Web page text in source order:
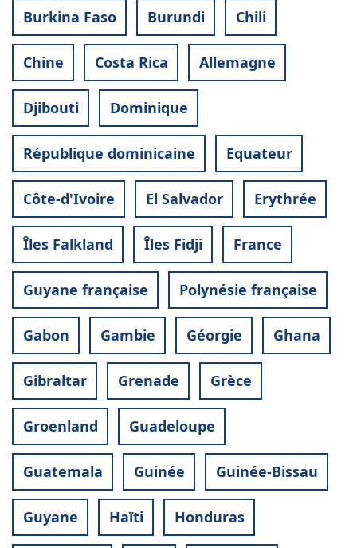
Burkina Faso Burundi Chili
Chine Costa Rica Allemagne
Djibouti Dominique
République dominicaine Equateur
Côte-d'Ivoire El Salvador Erythrée
Îles Falkland Îles Fidji France
Guyane française Polynésie française
Gabon Gambie Géorgie Ghana
Gibraltar Grenade Grèce
Groenland Guadeloupe
Guatemala Guinée Guinée-Bissau
Guyane Haïti Honduras